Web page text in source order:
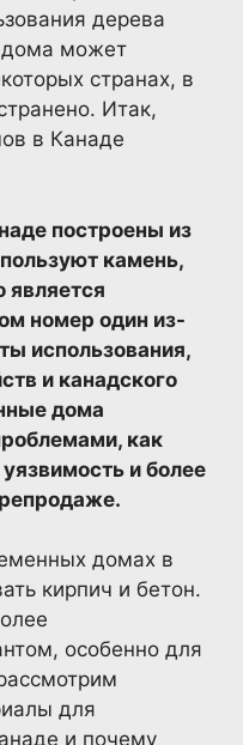
дерева
дома может
странах, в
Итак,
в Канаде
построены из
камень,
является
номер один из-
использования,
и канадского
дома
как
и более
домах в
кирпич и бетон.
особенно для
для
и почему